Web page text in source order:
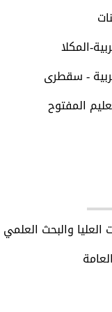
المكلا
- سقطرى
المفتوح
العليا والبحث العلمي